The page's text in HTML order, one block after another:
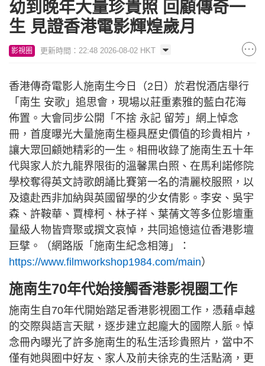
幼到晚年大量珍貴照 回顧傳奇一
生 見證香港電影輝煌歲月
影視圈 更新時間：22:48 2026-08-02 HKT
香港傳奇電影人施南生今日（2日）於君悅酒店舉行
「南生 安歌」追思會，現場以莊重素雅的藍白花海
佈置。大會同步公開「不捨 永記 留芳」網上悼念
冊，首度曝光大量施南生極具歷史價值的珍貴相片，
讓大眾回顧她精彩的一生。相冊收錄了施南生五十年
代與家人於九龍界限街的溫馨黑白照、在馬利諾修院
學校奪得英文詩歌朗誦比賽第一名的清麗校服照，以
及遠赴西非加納與英國留學的少女倩影。李安、吳宇
森、許鞍華、賈樟柯、林子祥、葉蒨文等多位影壇重
量級人物皆齊聚或撰文哀悼，共同追憶這位香港影壇
巨擘。（網路版「施南生紀念相簿」：
https://www.filmworkshop1984.com/main）
施南生70年代始接觸香港影視圈工作
施南生自70年代開始踏足香港影視圈工作，憑藉卓越
的交際與語言天賦，逐步建立起龐大的國際人脈。悼
念冊內曝光了許多施南生的私生活珍貴照片，當中不
僅有她與圈中好友、家人及前夫徐克的生活點滴，更